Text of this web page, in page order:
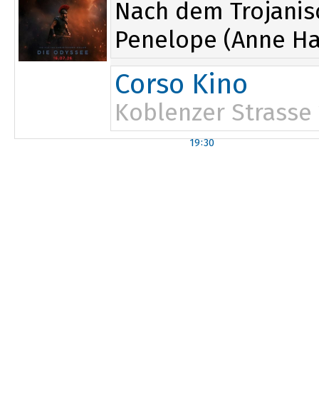
Nach dem
Penelope (Anne
Corso Kino
Koblenzer Strasse
19:30